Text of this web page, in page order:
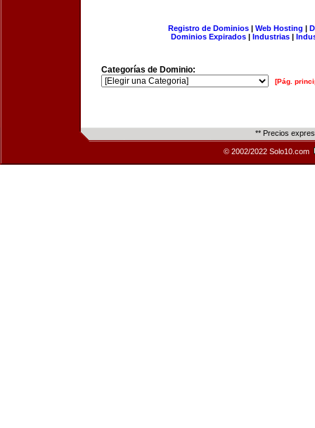
Registro de Dominios| Web Hosting |
Dominios Expirados | Industrias |
Categorías de Dominio:
[Pág.
** Precios
© 2002/2022 Solo10.com